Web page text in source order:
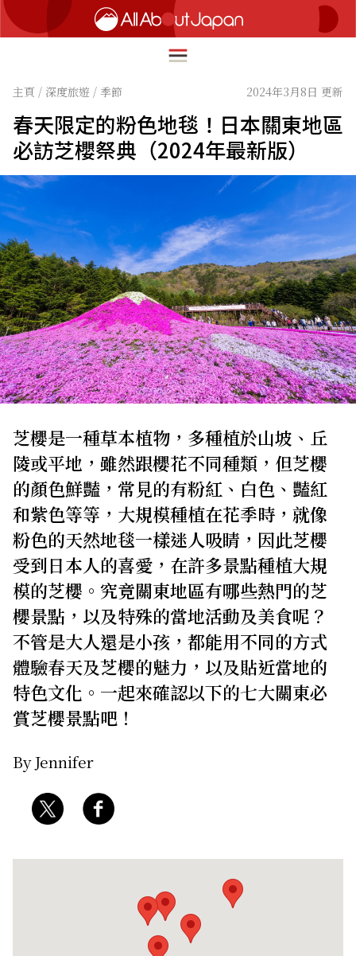
English
简体中文
繁體中文
ภาษาไทย
한국어
日本語
HOME
深度旅遊
美食尋味
流行文化
創新趨勢
在地故事
關於我們 網站政策
主頁 / 深度旅遊 / 季節 2024年3月8日 更新
春天限定的粉色地毯！日本關東地區
必訪芝櫻祭典（2024年最新版）
芝櫻是一種草本植物，多種植於山坡、丘
陵或平地，雖然跟櫻花不同種類，但芝櫻
的顏色鮮豔，常見的有粉紅、白色、豔紅
和紫色等等，大規模種植在花季時，就像
粉色的天然地毯一樣迷人吸睛，因此芝櫻
受到日本人的喜愛，在許多景點種植大規
模的芝櫻。究竟關東地區有哪些熱門的芝
櫻景點，以及特殊的當地活動及美食呢？
不管是大人還是小孩，都能用不同的方式
體驗春天及芝櫻的魅力，以及貼近當地的
特色文化。一起來確認以下的七大關東必
賞芝櫻景點吧！
By Jennifer